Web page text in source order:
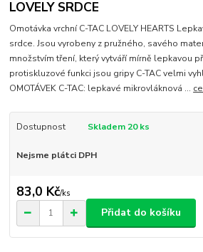
LOVELY SRDCE
Omotávka vrchní C-TAC LOVELY HEARTS
srdce. Jsou vyrobeny z pružného, savého
množstvím tření, který vytváří mírně lepkavou
protiskluzové funkci jsou gripy C-TAC velmi
OMOTÁVEK C-TAC: lepkavé mikrovláknová ...
Dostupnost Skladem 20 ks
Nejsme plátci DPH
83,0 Kč/ks
Přidat do košíku